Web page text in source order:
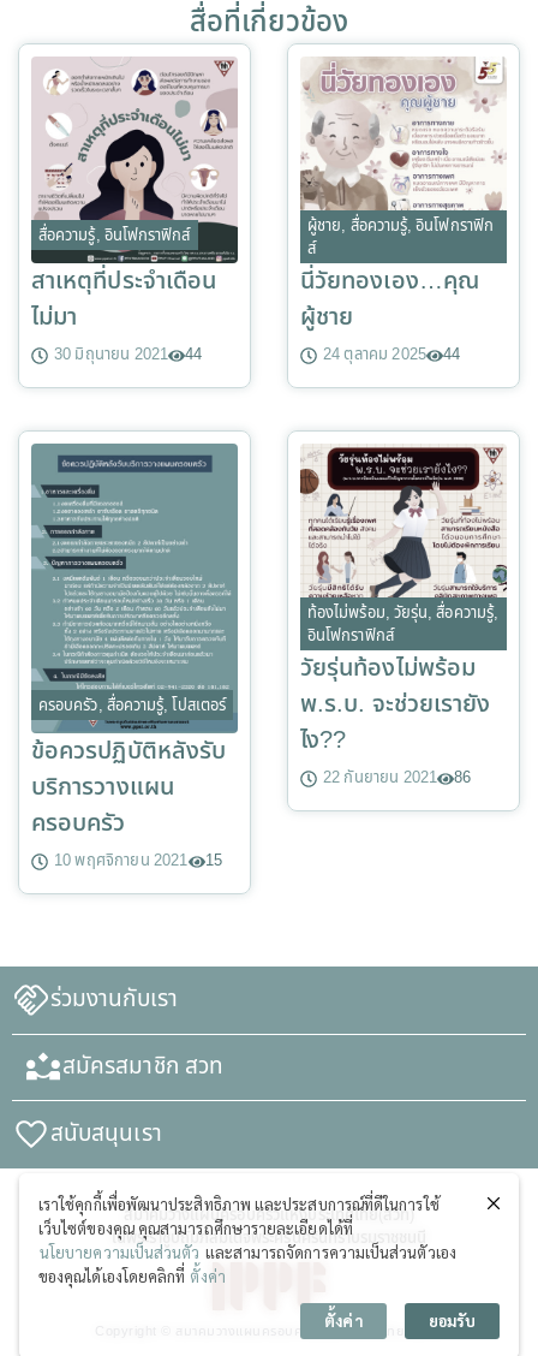
สื่อที่เกี่ยวข้อง
สื่อความรู้, อินโฟกราฟิกส์
สาเหตุที่ประจำเดือน
ไม่มา
30 มิถุนายน 2021 44
ผู้ชาย, สื่อความรู้,อินโฟกราฟิก
ส์
นี่วัยทองเอง…คุณ
ผู้ชาย
24 ตุลาคม 2025 44
ครอบครัว, สื่อความรู้,โปสเตอร์
ข้อควรปฏิบัติหลังรับ
บริการวางแผน
ครอบครัว
10 พฤศจิกายน 2021 15
ท้องไม่พร้อม, วัยรุ่น,สื่อความรู้,
อินโฟกราฟิกส์
วัยรุ่นท้องไม่พร้อม
พ.ร.บ. จะช่วยเรายัง
ไง??
22 กันยายน 2021 86
ร่วมงานกับเรา
สมัครสมาชิก สวท
สนับสนุนเรา
สมาคมวางแผนครอบครัวแห่งประเทศไทย(สวท)
ในพระราชูปถัมภ์สมเด็จพระศรีนครินทราบรมราชชนนี
Copyright © สมาคมวางแผนครอบครัวแห่งประเทศไทย (สวท)
เราใช้คุกกี้เพื่อพัฒนาประสิทธิภาพ และประสบการณ์ที่ดีในการใช้
เว็บไซต์ของคุณ คุณสามารถศึกษารายละเอียดได้ที่
นโยบายความเป็นส่วนตัว และสามารถจัดการความเป็นส่วนตัวเอง
ของคุณได้เองโดยคลิกที่ ตั้งค่า
ตั้งค่า ยอมรับ